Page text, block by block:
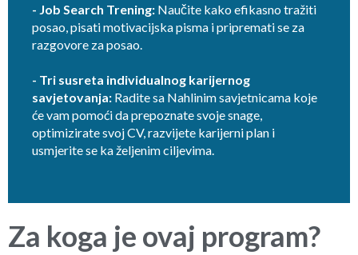
- Job Search Trening: Naučite kako efikasno tražiti
posao, pisati motivacijska pisma i pripremati se za
razgovore za posao.
- Tri susreta individualnog karijernog
savjetovanja: Radite sa Nahlinim savjetnicama koje
će vam pomoći da prepoznate svoje snage,
optimizirate svoj CV, razvijete karijerni plan i
usmjerite se ka željenim ciljevima.
Za koga je ovaj program?